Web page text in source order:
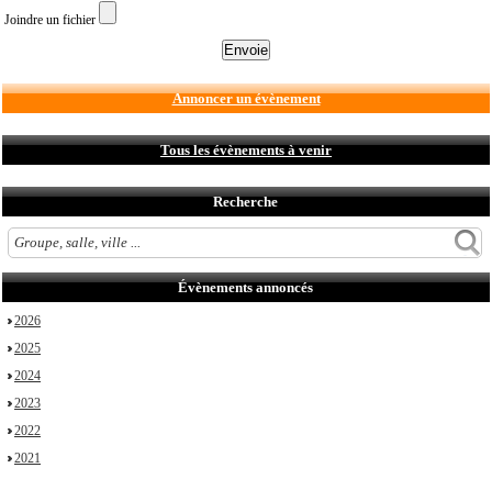
Joindre un fichier
Annoncer un évènement
Tous les évènements à venir
Recherche
Évènements annoncés
2026
2025
2024
2023
2022
2021